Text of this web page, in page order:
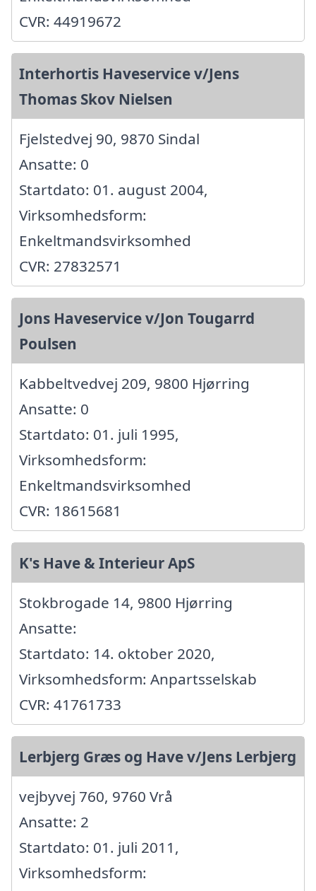
CVR: 44919672
Interhortis Haveservice v/Jens
Thomas Skov Nielsen
Fjelstedvej 90, 9870 Sindal
Ansatte: 0
Startdato: 01. august 2004,
Virksomhedsform:
Enkeltmandsvirksomhed
CVR: 27832571
Jons Haveservice v/Jon Tougarrd
Poulsen
Kabbeltvedvej 209, 9800 Hjørring
Ansatte: 0
Startdato: 01. juli 1995,
Virksomhedsform:
Enkeltmandsvirksomhed
CVR: 18615681
K's Have & Interieur ApS
Stokbrogade 14, 9800 Hjørring
Ansatte:
Startdato: 14. oktober 2020,
Virksomhedsform: Anpartsselskab
CVR: 41761733
Lerbjerg Græs og Have v/Jens Lerbjerg
vejbyvej 760, 9760 Vrå
Ansatte: 2
Startdato: 01. juli 2011,
Virksomhedsform: